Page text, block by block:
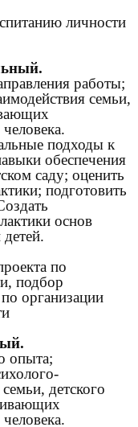
личности
работы;
семьи,
подходы к
обеспечения
саду; оценить
подготовить
основ
по
подбор
организации
опыта;
детского